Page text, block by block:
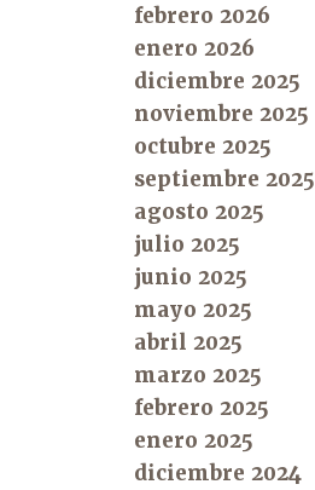
febrero 2026
enero 2026
diciembre 2025
noviembre 2025
octubre 2025
septiembre 2025
agosto 2025
julio 2025
junio 2025
mayo 2025
abril 2025
marzo 2025
febrero 2025
enero 2025
diciembre 2024